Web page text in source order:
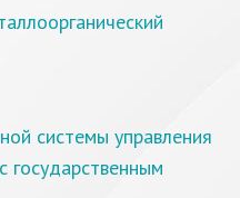
системы управления
государственным